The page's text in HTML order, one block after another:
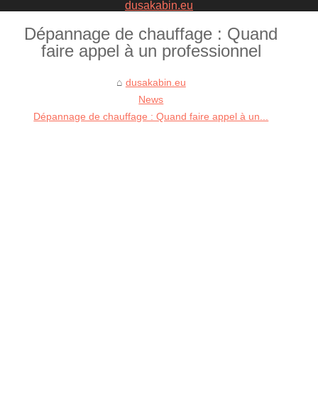
Dépannage de chauffage : Quand
faire appel à un professionnel
dusakabin.eu
News
Dépannage de chauffage : Quand faire appel à un...
dusakabin.eu